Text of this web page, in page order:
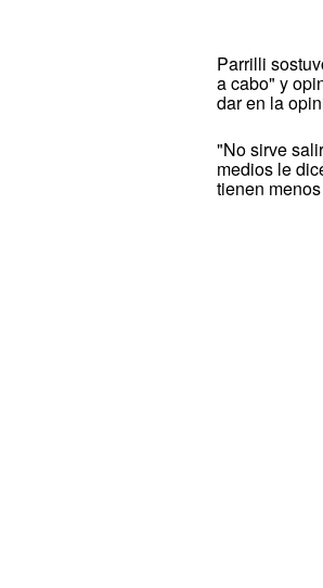
Parrilli
a cabo" y
dar en la
"No sirve
medios le
tienen